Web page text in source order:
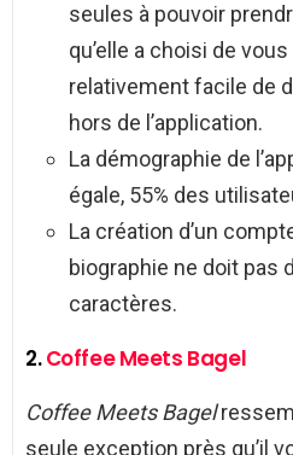
seules à pouvoir
qu’elle a choisi de
relativement facile de
hors de l’application.
La démographie de
égale, 55% des
La création d’un
biographie ne doit pas
caractères.
2.Coffee Meets Bagel
Coffee Meets Bagel
seule exception près qu’il